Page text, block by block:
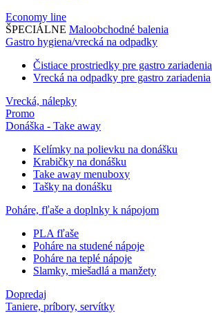
Economy line
ŠPECIÁLNE Maloobchodné balenia
Gastro hygiena/vrecká na odpadky
Čistiace prostriedky pre gastro zariadenia
Vrecká na odpadky pre gastro zariadenia
Vrecká, nálepky
Promo
Donáška - Take away
Kelímky na polievku na donášku
Krabičky na donášku
Take away menuboxy
Tašky na donášku
Poháre, fľaše a doplnky k nápojom
PLA fľaše
Poháre na studené nápoje
Poháre na teplé nápoje
Slamky, miešadlá a manžety
Dopredaj
Taniere, príbory, servítky